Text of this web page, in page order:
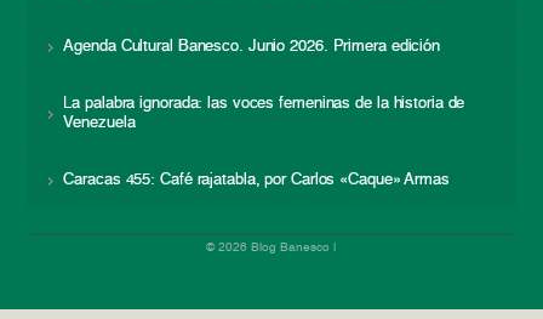
Agenda Cultural Banesco. Junio 2026. Primera edición
La palabra ignorada: las voces femeninas de la historia de
Venezuela
Caracas 455: Café rajatabla, por Carlos «Caque» Armas
© 2026 Blog Banesco |